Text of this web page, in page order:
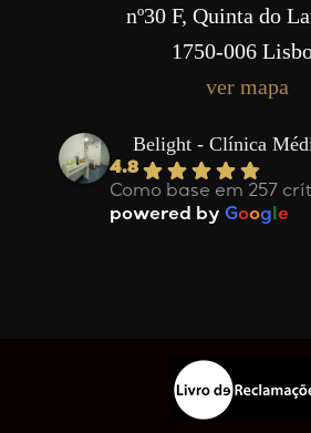
nº30 F, Quinta do
1750-006
ver mapa
Belight - Clínica
4.8
Como base em 257
powered by Google